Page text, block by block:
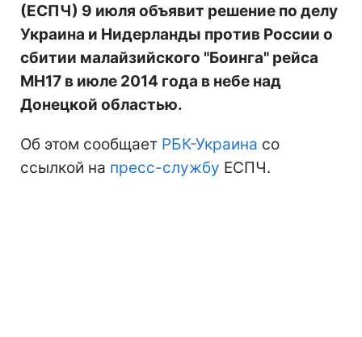
(ЕСПЧ) 9 июля объявит решение по делу
Украина и Нидерланды против России о
сбитии малайзийского "Боинга" рейса
MH17 в июле 2014 года в небе над
Донецкой областью.
Об этом сообщает РБК-Украина со
ссылкой на пресс-службу ЕСПЧ.